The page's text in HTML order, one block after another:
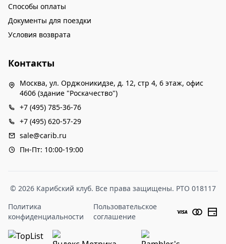
Способы оплаты
Документы для поездки
Условия возврата
Контакты
Москва, ул. Орджоникидзе, д. 12, стр 4, 6 этаж, офис
4606 (здание "Роскачество")
+7 (495) 785-36-76
+7 (495) 620-57-29
sale@carib.ru
Пн-Пт: 10:00-19:00
© 2026 Карибский клуб. Все права защищены. РТО 018117
Политика
конфиденциальности
Пользовательское
соглашение